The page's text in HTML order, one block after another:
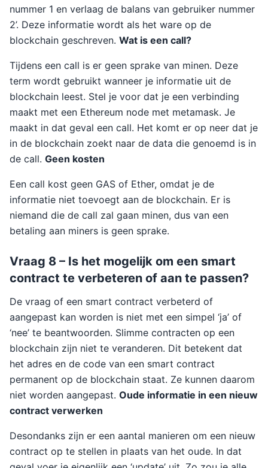
nummer 1 en verlaag de balans van gebruiker nummer
2’. Deze informatie wordt als het ware op de
blockchain geschreven. Wat is een call?
Tijdens een call is er geen sprake van minen. Deze
term wordt gebruikt wanneer je informatie uit de
blockchain leest. Stel je voor dat je een verbinding
maakt met een Ethereum node met metamask. Je
maakt in dat geval een call. Het komt er op neer dat je
in de blockchain zoekt naar de data die genoemd is in
de call. Geen kosten
Een call kost geen GAS of Ether, omdat je de
informatie niet toevoegt aan de blockchain. Er is
niemand die de call zal gaan minen, dus van een
betaling aan miners is geen sprake.
Vraag 8 – Is het mogelijk om een smart
contract te verbeteren of aan te passen?
De vraag of een smart contract verbeterd of
aangepast kan worden is niet met een simpel ‘ja’ of
‘nee’ te beantwoorden. Slimme contracten op een
blockchain zijn niet te veranderen. Dit betekent dat
het adres en de code van een smart contract
permanent op de blockchain staat. Ze kunnen daarom
niet worden aangepast. Oude informatie in een nieuw
contract verwerken
Desondanks zijn er een aantal manieren om een nieuw
contract op te stellen in plaats van het oude. In dat